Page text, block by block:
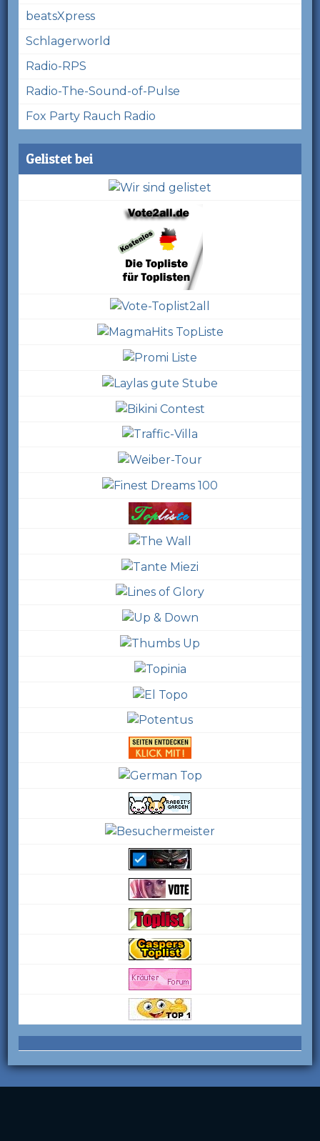
beatsXpress
Schlagerworld
Radio-RPS
Radio-The-Sound-of-Pulse
Fox Party Rauch Radio
Gelistet bei